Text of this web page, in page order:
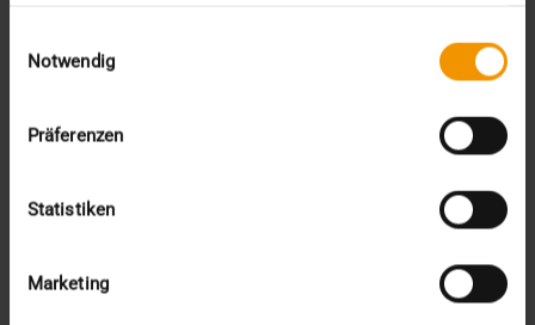
Notwendig
Präferenzen
Statistiken
Marketing